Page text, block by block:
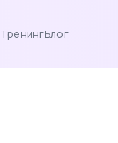
ТренингБлог